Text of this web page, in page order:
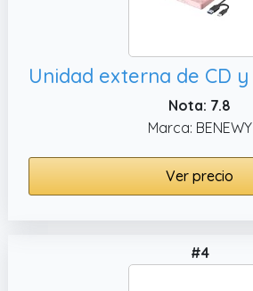
Nota: 7.8
Marca: BENEWY
Ver precio
#4